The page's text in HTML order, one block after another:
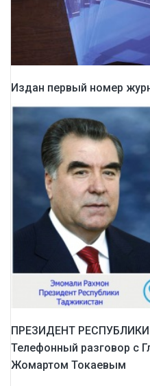
Издан первый номер
ПРЕЗИДЕНТ
Телефонный разговор с
Жомартом Токаевым